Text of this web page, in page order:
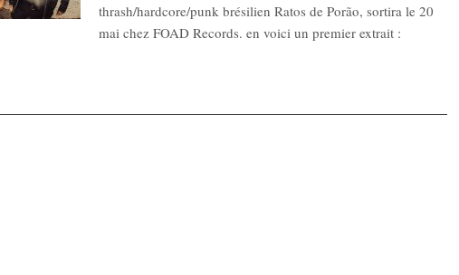
thrash/hardcore/punk brésilien Ratos de Porão, sortira le 20
mai chez FOAD Records. en voici un premier extrait :